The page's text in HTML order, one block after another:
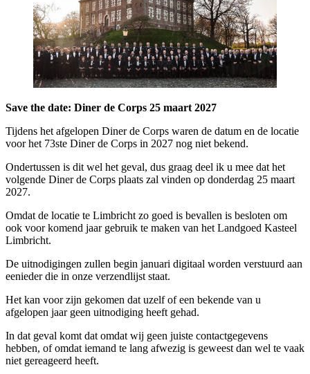
Save the date: Diner de Corps 25 maart 2027
Tijdens het afgelopen Diner de Corps waren de datum en de locatie
voor het 73ste Diner de Corps in 2027 nog niet bekend.
Ondertussen is dit wel het geval, dus graag deel ik u mee dat het
volgende Diner de Corps plaats zal vinden op donderdag 25 maart
2027.
Omdat de locatie te Limbricht zo goed is bevallen is besloten om
ook voor komend jaar gebruik te maken van het Landgoed Kasteel
Limbricht.
De uitnodigingen zullen begin januari digitaal worden verstuurd aan
eenieder die in onze verzendlijst staat.
Het kan voor zijn gekomen dat uzelf of een bekende van u
afgelopen jaar geen uitnodiging heeft gehad.
In dat geval komt dat omdat wij geen juiste contactgegevens
hebben, of omdat iemand te lang afwezig is geweest dan wel te vaak
niet gereageerd heeft.